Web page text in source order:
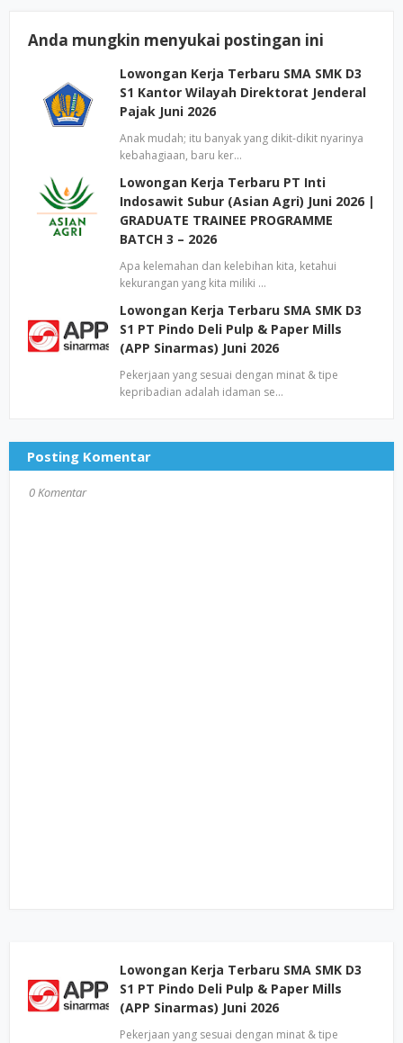
Anda mungkin menyukai postingan ini
Lowongan Kerja Terbaru SMA SMK D3
S1 Kantor Wilayah Direktorat Jenderal
Pajak Juni 2026
Anak mudah; itu banyak yang dikit-dikit nyarinya
kebahagiaan, baru ker…
Lowongan Kerja Terbaru PT Inti
Indosawit Subur (Asian Agri) Juni 2026 |
GRADUATE TRAINEE PROGRAMME
BATCH 3 – 2026
Apa kelemahan dan kelebihan kita, ketahui
kekurangan yang kita miliki …
Lowongan Kerja Terbaru SMA SMK D3
S1 PT Pindo Deli Pulp & Paper Mills
(APP Sinarmas) Juni 2026
Pekerjaan yang sesuai dengan minat & tipe
kepribadian adalah idaman se…
Posting Komentar
0 Komentar
Lowongan Kerja Terbaru SMA SMK D3
S1 PT Pindo Deli Pulp & Paper Mills
(APP Sinarmas) Juni 2026
Pekerjaan yang sesuai dengan minat & tipe